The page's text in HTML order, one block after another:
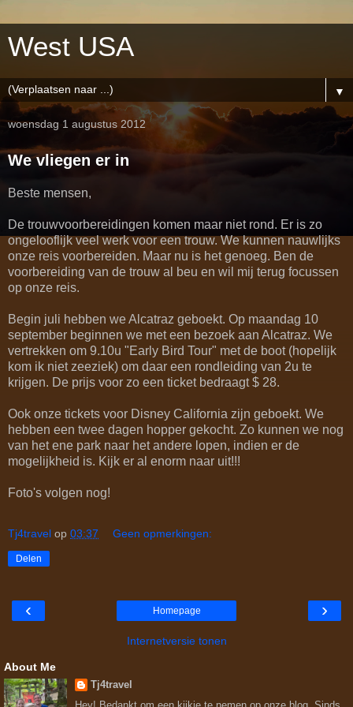
West USA
▼
woensdag 1 augustus 2012
We vliegen er in
Beste mensen,
De trouwvoorbereidingen komen maar niet rond. Er is zo
ongelooflijk veel werk voor een trouw. We kunnen nauwlijks
onze reis voorbereiden. Maar nu is het genoeg. Ben de
voorbereiding van de trouw al beu en wil mij terug focussen
op onze reis.
Begin juli hebben we Alcatraz geboekt. Op maandag 10
september beginnen we met een bezoek aan Alcatraz. We
vertrekken om 9.10u "Early Bird Tour" met de boot (hopelijk
kom ik niet zeeziek) om daar een rondleiding van 2u te
krijgen. De prijs voor zo een ticket bedraagt $ 28.
Ook onze tickets voor Disney California zijn geboekt. We
hebben een twee dagen hopper gekocht. Zo kunnen we nog
van het ene park naar het andere lopen, indien er de
mogelijkheid is. Kijk er al enorm naar uit!!!
Foto's volgen nog!
Tj4travel op 03:37 Geen opmerkingen:
Delen
‹ ›
Homepage
Internetversie tonen
About Me
Tj4travel